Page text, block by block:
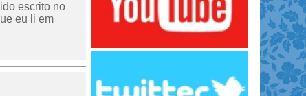
escrito no
eu li em